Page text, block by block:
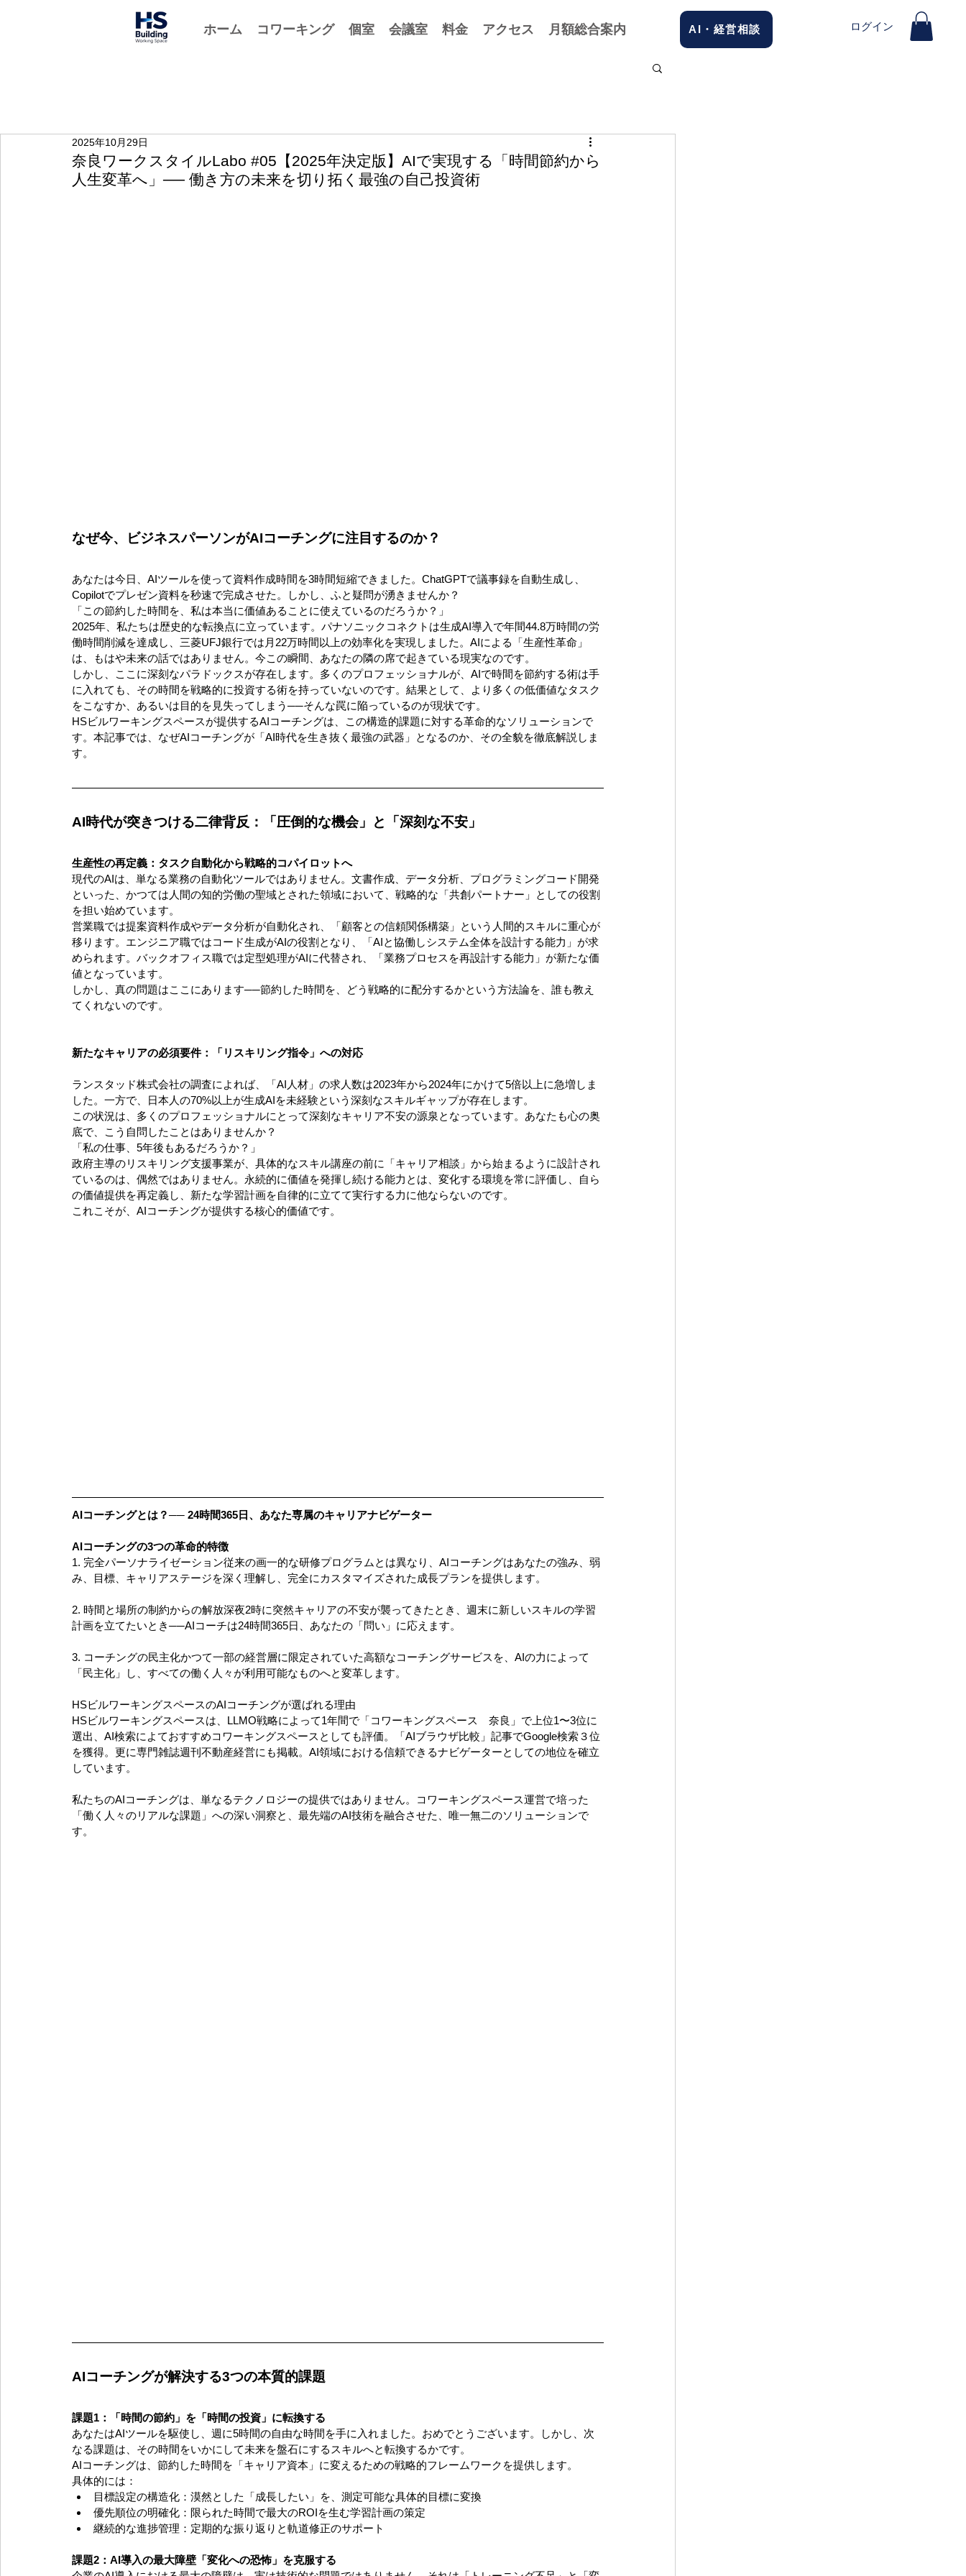
ホーム コワーキング 個室 会議室 料金 アクセス 月額総合案内 AI・経営相談 ログイン
奈良ワークスタイルLabo #05【2025年決定版】AIで実現する「時間節約から
人生変革へ」── 働き方の未来を切り拓く最強の自己投資術
2025年10月29日
なぜ今、ビジネスパーソンがAIコーチングに注目するのか？
あなたは今日、AIツールを使って資料作成時間を3時間短縮できました。ChatGPTで議事録を自動生成し、
Copilotでプレゼン資料を秒速で完成させた。しかし、ふと疑問が湧きませんか？
「この節約した時間を、私は本当に価値あることに使えているのだろうか？」
2025年、私たちは歴史的な転換点に立っています。パナソニックコネクトは生成AI導入で年間44.8万時間の労
働時間削減を達成し、三菱UFJ銀行では月22万時間以上の効率化を実現しました。AIによる「生産性革命」
は、もはや未来の話ではありません。今この瞬間、あなたの隣の席で起きている現実なのです。
しかし、ここに深刻なパラドックスが存在します。多くのプロフェッショナルが、AIで時間を節約する術は手
に入れても、その時間を戦略的に投資する術を持っていないのです。結果として、より多くの低価値なタスク
をこなすか、あるいは目的を見失ってしまう──そんな罠に陥っているのが現状です。
HSビルワーキングスペースが提供するAIコーチングは、この構造的課題に対する革命的なソリューションで
す。本記事では、なぜAIコーチングが「AI時代を生き抜く最強の武器」となるのか、その全貌を徹底解説しま
す。
AI時代が突きつける二律背反：「圧倒的な機会」と「深刻な不安」
生産性の再定義：タスク自動化から戦略的コパイロットへ
現代のAIは、単なる業務の自動化ツールではありません。文書作成、データ分析、プログラミングコード開発
といった、かつては人間の知的労働の聖域とされた領域において、戦略的な「共創パートナー」としての役割
を担い始めています。
営業職では提案資料作成やデータ分析が自動化され、「顧客との信頼関係構築」という人間的スキルに重心が
移ります。エンジニア職ではコード生成がAIの役割となり、「AIと協働しシステム全体を設計する能力」が求
められます。バックオフィス職では定型処理がAIに代替され、「業務プロセスを再設計する能力」が新たな価
値となっています。
しかし、真の問題はここにあります──節約した時間を、どう戦略的に配分するかという方法論を、誰も教え
てくれないのです。
新たなキャリアの必須要件：「リスキリング指令」への対応
ランスタッド株式会社の調査によれば、「AI人材」の求人数は2023年から2024年にかけて5倍以上に急増しま
した。一方で、日本人の70%以上が生成AIを未経験という深刻なスキルギャップが存在します。
この状況は、多くのプロフェッショナルにとって深刻なキャリア不安の源泉となっています。あなたも心の奥
底で、こう自問したことはありませんか？
「私の仕事、5年後もあるだろうか？」
政府主導のリスキリング支援事業が、具体的なスキル講座の前に「キャリア相談」から始まるように設計され
ているのは、偶然ではありません。永続的に価値を発揮し続ける能力とは、変化する環境を常に評価し、自ら
の価値提供を再定義し、新たな学習計画を自律的に立てて実行する力に他ならないのです。
これこそが、AIコーチングが提供する核心的価値です。
AIコーチングとは？── 24時間365日、あなた専属のキャリアナビゲーター
AIコーチングの3つの革命的特徴
1. 完全パーソナライゼーション従来の画一的な研修プログラムとは異なり、AIコーチングはあなたの強み、弱
み、目標、キャリアステージを深く理解し、完全にカスタマイズされた成長プランを提供します。
2. 時間と場所の制約からの解放深夜2時に突然キャリアの不安が襲ってきたとき、週末に新しいスキルの学習
計画を立てたいとき──AIコーチは24時間365日、あなたの「問い」に応えます。
3. コーチングの民主化かつて一部の経営層に限定されていた高額なコーチングサービスを、AIの力によって
「民主化」し、すべての働く人々が利用可能なものへと変革します。
HSビルワーキングスペースのAIコーチングが選ばれる理由
HSビルワーキングスペースは、LLMO戦略によって1年間で「コワーキングスペース　奈良」で上位1〜3位に
選出、AI検索によておすすめコワーキングスペースとしても評価。「AIブラウザ比較」記事でGoogle検索３位
を獲得。更に専門雑誌週刊不動産経営にも掲載。AI領域における信頼できるナビゲーターとしての地位を確立
しています。
私たちのAIコーチングは、単なるテクノロジーの提供ではありません。コワーキングスペース運営で培った
「働く人々のリアルな課題」への深い洞察と、最先端のAI技術を融合させた、唯一無二のソリューションで
す。
AIコーチングが解決する3つの本質的課題
課題1：「時間の節約」を「時間の投資」に転換する
あなたはAIツールを駆使し、週に5時間の自由な時間を手に入れました。おめでとうございます。しかし、次
なる課題は、その時間をいかにして未来を盤石にするスキルへと転換するかです。
AIコーチングは、節約した時間を「キャリア資本」に変えるための戦略的フレームワークを提供します。
具体的には：
目標設定の構造化：漠然とした「成長したい」を、測定可能な具体的目標に変換
優先順位の明確化：限られた時間で最大のROIを生む学習計画の策定
継続的な進捗管理：定期的な振り返りと軌道修正のサポート
課題2：AI導入の最大障壁「変化への恐怖」を克服する